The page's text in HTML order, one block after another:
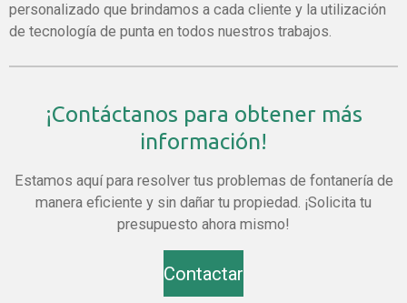
personalizado que brindamos a cada cliente y la utilización
de tecnología de punta en todos nuestros trabajos.
¡Contáctanos para obtener más
información!
Estamos aquí para resolver tus problemas de fontanería de
manera eficiente y sin dañar tu propiedad. ¡Solicita tu
presupuesto ahora mismo!
Contactar